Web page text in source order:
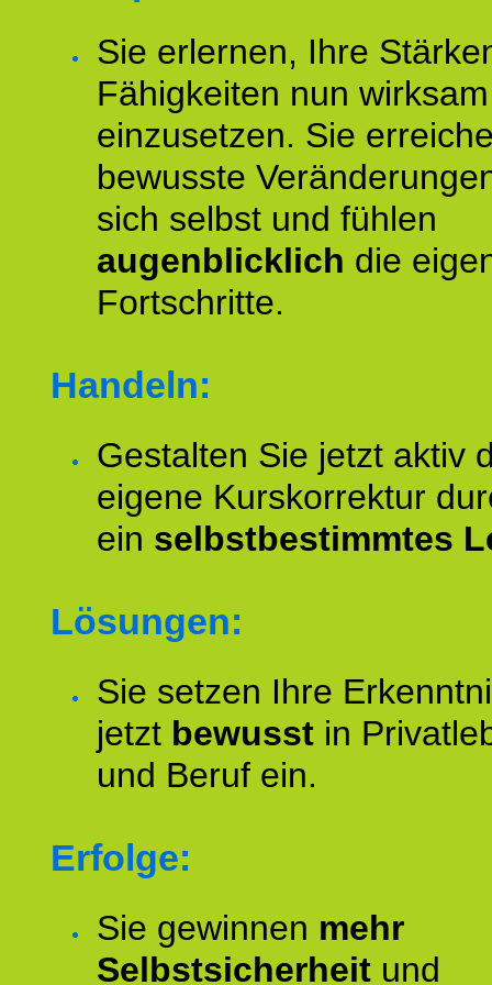
Sie erlernen, Ihre
Fähigkeiten nun wirksam
einzusetzen. Sie
bewusste
sich selbst und fühlen
augenblicklich die
Fortschritte.
Handeln:
Gestalten Sie jetzt aktiv
eigene Kurskorrektur
ein selbstbestimmtes
Lösungen:
Sie setzen Ihre
jetzt bewusst in
und Beruf ein.
Erfolge:
Sie gewinnen mehr
Selbstsicherheit und